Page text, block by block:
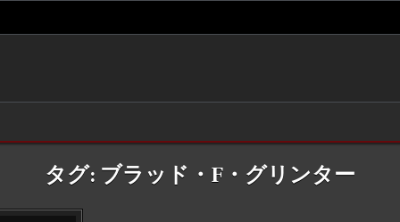
タグ: ブラッド・F・グリンター